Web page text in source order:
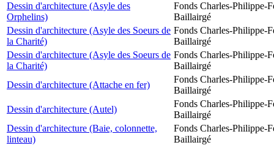
Dessin d'architecture (Asyle des
Orphelins)
Fonds Charles-Philippe-
Baillairgé
Dessin d'architecture (Asyle des Soeurs de
la Charité)
Fonds Charles-Philippe-
Baillairgé
Dessin d'architecture (Asyle des Soeurs de
la Charité)
Fonds Charles-Philippe-
Baillairgé
Dessin d'architecture (Attache en fer)
Fonds Charles-Philippe-
Baillairgé
Dessin d'architecture (Autel)
Fonds Charles-Philippe-
Baillairgé
Dessin d'architecture (Baie, colonnette,
linteau)
Fonds Charles-Philippe-
Baillairgé